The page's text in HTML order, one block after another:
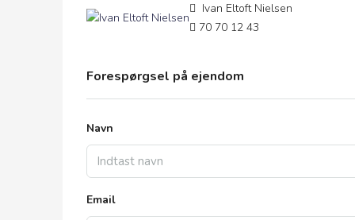
Ivan Eltoft Nielsen
70 70 12 43
Forespørgsel på ejendom
Navn
Email